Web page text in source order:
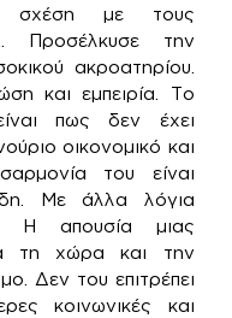
σχέση με τους
Προσέλκυσε την
ακροατηρίου.
και εμπειρία. Το
πως δεν έχει
οικονομικό και
του είναι
Με άλλα λόγια
Η απουσία μιας
τη χώρα και την
Δεν του επιτρέπει
κοινωνικές και